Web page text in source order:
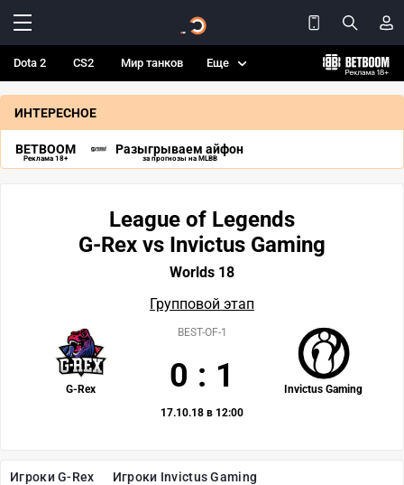
Dota 2 CS2 Мир танков Еще
ИНТЕРЕСНОЕ
BETBOOM
Реклама 18+
Разыгрываем айфон
за прогнозы на MLBB
Игроки G-Rex Игроки Invictus Gaming
League of Legends
G-Rex vs Invictus Gaming
Worlds 18
Групповой этап
G-Rex Invictus Gaming
BEST-OF-1
0 : 1
17.10.18 в 12:00